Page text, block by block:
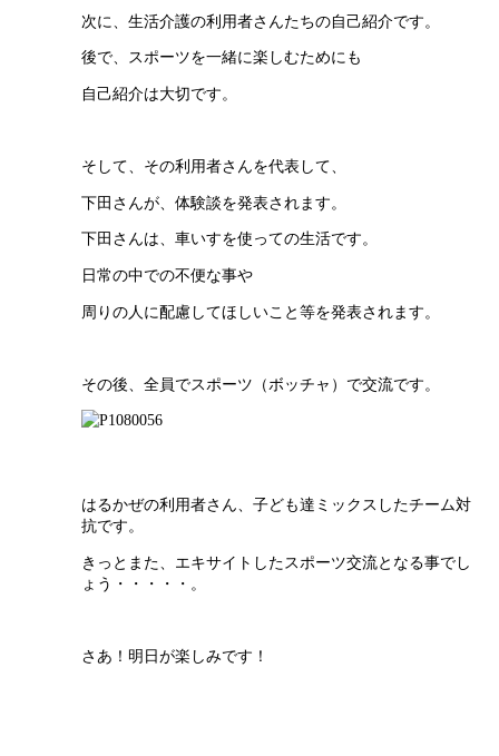
次に、生活介護の利用者さんたちの自己紹介です。
後で、スポーツを一緒に楽しむためにも
自己紹介は大切です。
そして、その利用者さんを代表して、
下田さんが、体験談を発表されます。
下田さんは、車いすを使っての生活です。
日常の中での不便な事や
周りの人に配慮してほしいこと等を発表されます。
その後、全員でスポーツ（ボッチャ）で交流です。
はるかぜの利用者さん、子ども達ミックスしたチーム対
抗です。
きっとまた、エキサイトしたスポーツ交流となる事でし
ょう・・・・・。
さあ！明日が楽しみです！